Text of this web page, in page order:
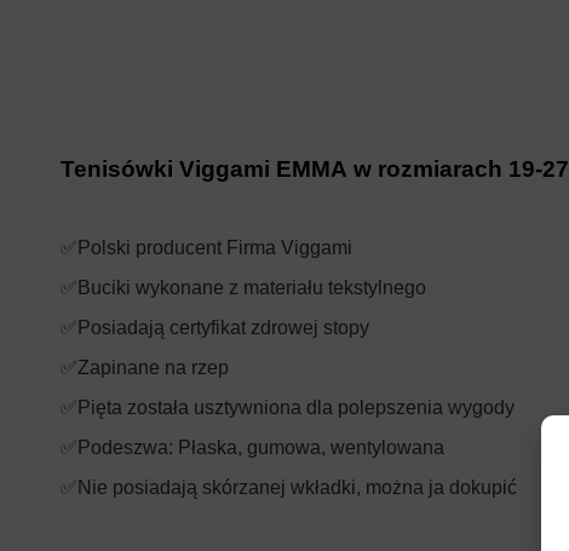
Tenisówki Viggami EMMA w rozmiarach 19-27
✅Polski producent Firma Viggami
✅Buciki wykonane z materiału tekstylnego
✅Posiadają certyfikat zdrowej stopy
✅Zapinane na rzep
✅Pięta została usztywniona dla polepszenia wygody
✅Podeszwa: Płaska, gumowa, wentylowana
✅Nie posiadają skórzanej wkładki, można ja dokupić